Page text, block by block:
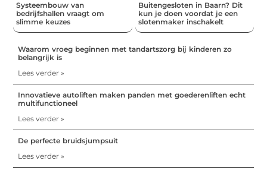
Systeembouw van
bedrijfshallen vraagt om
slimme keuzes
Buitengesloten in Baarn? Dit
kun je doen voordat je een
slotenmaker inschakelt
Waarom vroeg beginnen met tandartszorg bij kinderen zo
belangrijk is
Lees verder »
Innovatieve autoliften maken panden met goederenliften echt
multifunctioneel
Lees verder »
De perfecte bruidsjumpsuit
Lees verder »